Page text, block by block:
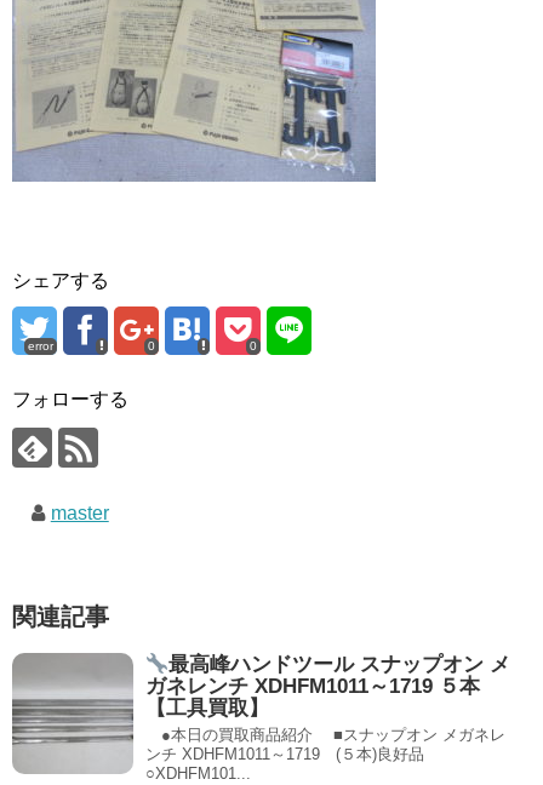
シェアする
error 0 0
フォローする
master
関連記事
最高峰ハンドツール スナップオン メ
ガネレンチ XDHFM1011～1719 ５本
【工具買取】
●本日の買取商品紹介 ■スナップオン メガネレ
ンチ XDHFM1011～1719 (５本)良好品
○XDHFM101...